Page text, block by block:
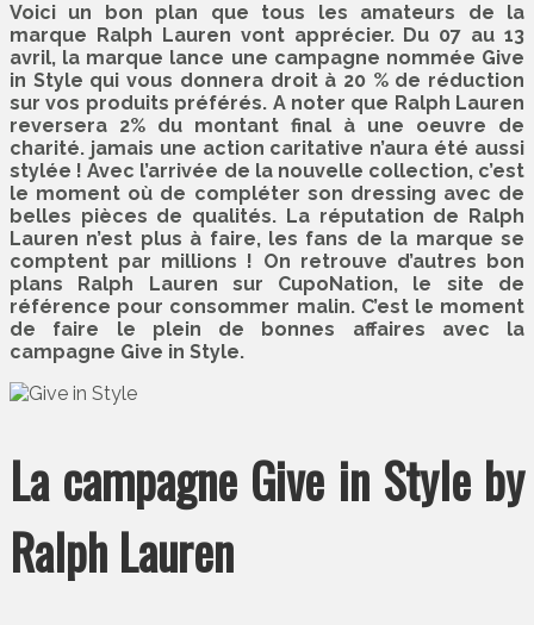
Voici un bon plan que tous les amateurs de la
marque Ralph Lauren vont apprécier. Du 07 au 13
avril, la marque lance une campagne nommée Give
in Style qui vous donnera droit à 20 % de réduction
sur vos produits préférés. A noter que Ralph Lauren
reversera 2% du montant final à une oeuvre de
charité. jamais une action caritative n’aura été aussi
stylée ! Avec l’arrivée de la nouvelle collection, c’est
le moment où de compléter son dressing avec de
belles pièces de qualités. La réputation de Ralph
Lauren n’est plus à faire, les fans de la marque se
comptent par millions ! On retrouve d’autres bon
plans Ralph Lauren sur CupoNation, le site de
référence pour consommer malin. C’est le moment
de faire le plein de bonnes affaires avec la
campagne Give in Style.
La campagne Give in Style by
Ralph Lauren